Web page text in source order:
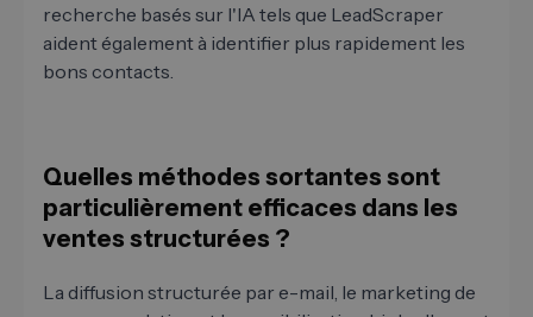
recherche basés sur l'IA tels que LeadScraper
aident également à identifier plus rapidement les
bons contacts.
Quelles méthodes sortantes sont
particulièrement efficaces dans les
ventes structurées ?
La diffusion structurée par e-mail, le marketing de